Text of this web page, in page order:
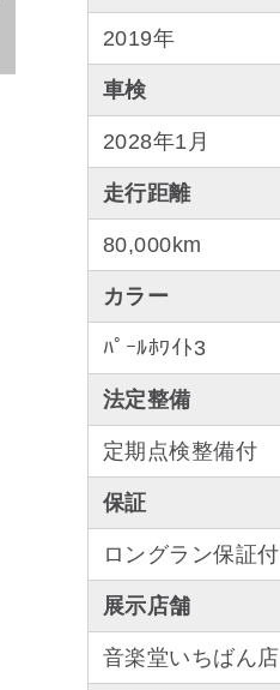
2019年
車検
2028年1月
走行距離
80,000km
カラー
ﾊﾟｰﾙﾎﾜｲﾄ3
法定整備
定期点検整備付
保証
ロングラン保証付
展示店舗
音楽堂いちばん店